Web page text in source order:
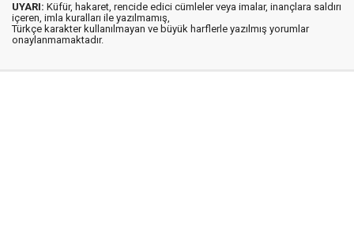
UYARI: Küfür, hakaret, rencide edici cümleler veya imalar, inançlara saldırı
içeren, imla kuralları ile yazılmamış,
Türkçe karakter kullanılmayan ve büyük harflerle yazılmış yorumlar
onaylanmamaktadır.